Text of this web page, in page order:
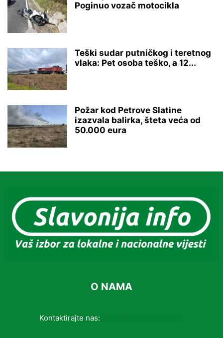
Poginuo vozač motocikla
Teški sudar putničkog i teretnog
vlaka: Pet osoba teško, a 12...
Požar kod Petrove Slatine
izazvala balirka, šteta veća od
50.000 eura
O NAMA
Kontaktirajte nas: